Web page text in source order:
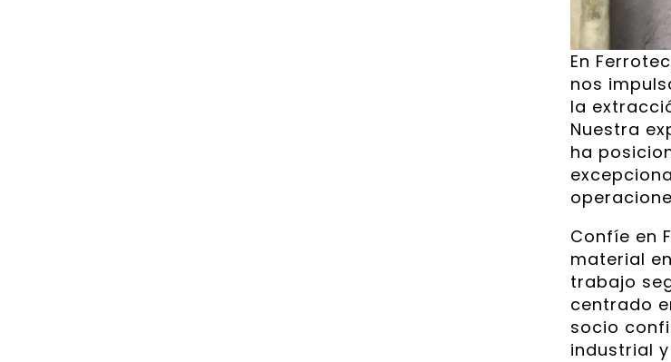
En
nos
la
Nuestra
ha
Confíe en
material
trabajo
centrado
socio
industrial